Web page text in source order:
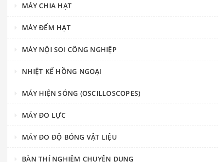
MÁY CHIA HẠT
MÁY ĐẾM HẠT
MÁY NỘI SOI CÔNG NGHIỆP
NHIỆT KẾ HỒNG NGOẠI
MÁY HIỆN SÓNG (OSCILLOSCOPES)
MÁY ĐO LỰC
MÁY ĐO ĐỘ BÓNG VẬT LIỆU
BÀN THÍ NGHIỆM CHUYÊN DỤNG